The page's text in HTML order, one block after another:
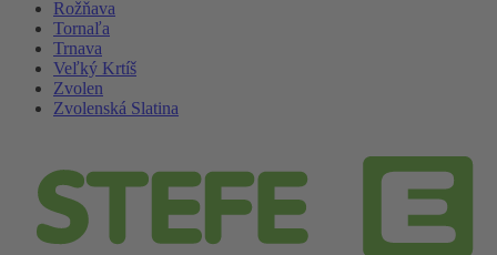
Rožňava
Tornaľa
Trnava
Veľký Krtíš
Zvolen
Zvolenská Slatina